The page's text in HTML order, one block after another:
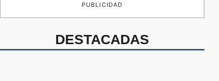
PUBLICIDAD
DESTACADAS